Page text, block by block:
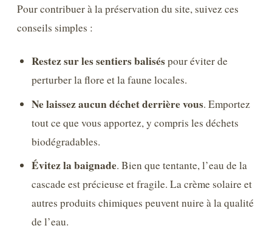
Pour contribuer à la préservation du site, suivez ces
conseils simples :
Restez sur les sentiers baliséspour éviter de
perturber la flore et la faune locales.
Ne laissez aucun déchet derrière vous. Emportez
tout ce que vous apportez, y compris les déchets
biodégradables.
Évitez la baignade. Bien que tentante, l’eau de la
cascade est précieuse et fragile. La crème solaire et
autres produits chimiques peuvent nuire à la qualité
de l’eau.